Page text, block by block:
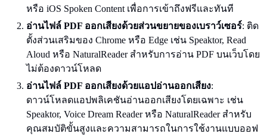
หรือ iOS Spoken Content เพื่อการเข้าถึงฟรีและทันที
อ่านไฟล์ PDF ออกเสียงด้วยส่วนขยายของเบราว์เซอร์: ติด
ตั้งส่วนเสริมของ Chrome หรือ Edge เช่น Speaktor, Read
Aloud หรือ NaturalReader สำหรับการอ่าน PDF บนเว็บโดย
ไม่ต้องดาวน์โหลด
อ่านไฟล์ PDF ออกเสียงด้วยแอปอ่านออกเสียง:
ดาวน์โหลดแอปพลิเคชันอ่านออกเสียงโดยเฉพาะ เช่น
Speaktor, Voice Dream Reader หรือ NaturalReader สำหรับ
คุณสมบัติขั้นสูงและความสามารถในการใช้งานแบบออฟ